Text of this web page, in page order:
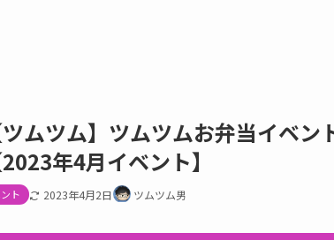
ツムツム】ツムツムお弁当イベ
2023年4月イベント】
ト 2023年4月2日 ツムツム男